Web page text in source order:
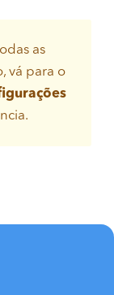
as
vá para o